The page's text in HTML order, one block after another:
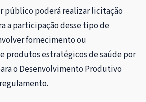
público poderá realizar licitação
a participação desse tipo de
fornecimento ou
produtos estratégicos de saúde por
o Desenvolvimento Produtivo